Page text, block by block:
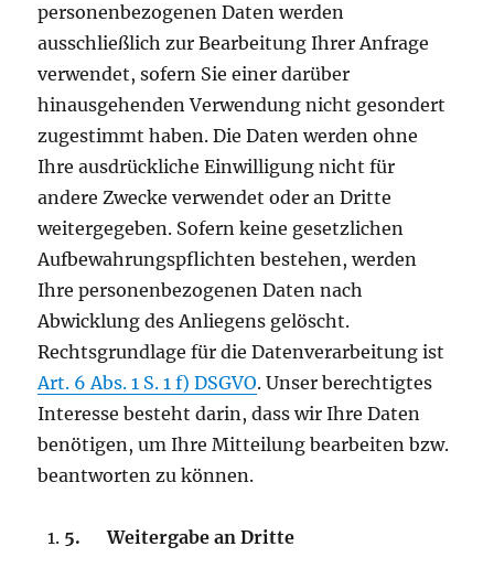
personenbezogenen Daten werden
ausschließlich zur Bearbeitung Ihrer Anfrage
verwendet, sofern Sie einer darüber
hinausgehenden Verwendung nicht gesondert
zugestimmt haben. Die Daten werden ohne
Ihre ausdrückliche Einwilligung nicht für
andere Zwecke verwendet oder an Dritte
weitergegeben. Sofern keine gesetzlichen
Aufbewahrungspflichten bestehen, werden
Ihre personenbezogenen Daten nach
Abwicklung des Anliegens gelöscht.
Rechtsgrundlage für die Datenverarbeitung ist
Art. 6 Abs. 1 S. 1 f) DSGVO. Unser berechtigtes
Interesse besteht darin, dass wir Ihre Daten
benötigen, um Ihre Mitteilung bearbeiten bzw.
beantworten zu können.
5.Weitergabe an Dritte